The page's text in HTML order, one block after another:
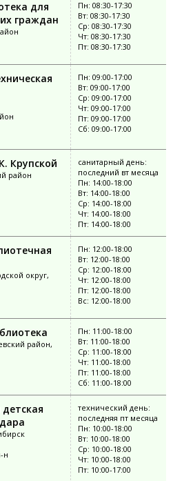
для
граждан
Пн: 08:30-17:30
Вт: 08:30-17:30
Ср: 08:30-17:30
Чт: 08:30-17:30
Пт: 08:30-17:30
Пн: 09:00-17:00
Вт: 09:00-17:00
Ср: 09:00-17:00
Чт: 09:00-17:00
Пт: 09:00-17:00
Сб: 09:00-17:00
Крупской
район
санитарный день:
последний вт месяца
Пн: 14:00-18:00
Вт: 14:00-18:00
Ср: 14:00-18:00
Чт: 14:00-18:00
Пт: 14:00-18:00
округ,
Пн: 12:00-18:00
Вт: 12:00-18:00
Ср: 12:00-18:00
Чт: 12:00-18:00
Пт: 12:00-18:00
Вс: 12:00-18:00
район,
Пн: 11:00-18:00
Вт: 11:00-18:00
Ср: 11:00-18:00
Чт: 11:00-18:00
Пт: 11:00-18:00
Сб: 11:00-18:00
н
технический день:
последняя пт месяца
Пн: 10:00-18:00
Вт: 10:00-18:00
Ср: 10:00-18:00
Чт: 10:00-18:00
Пт: 10:00-17:00